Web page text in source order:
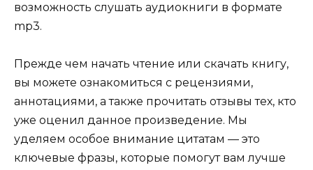
возможность слушать аудиокниги в формате
mp3.
Прежде чем начать чтение или скачать книгу,
вы можете ознакомиться с рецензиями,
аннотациями, а также прочитать отзывы тех, кто
уже оценил данное произведение. Мы
уделяем особое внимание цитатам — это
ключевые фразы, которые помогут вам лучше